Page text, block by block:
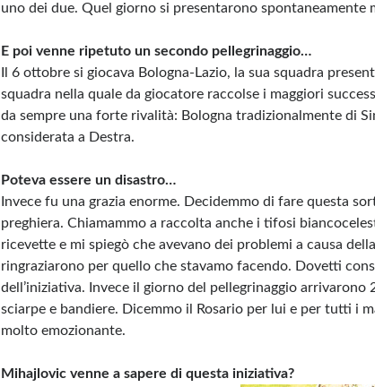
uno dei due. Quel giorno si presentarono spontaneamente
E poi venne ripetuto un secondo pellegrinaggio…
Il 6 ottobre si giocava Bologna-Lazio, la sua squadra
squadra nella quale da giocatore raccolse i maggiori
da sempre una forte rivalità: Bologna tradizionalmente di
considerata a Destra.
Poteva essere un disastro…
Invece fu una grazia enorme. Decidemmo di fare questa
preghiera. Chiamammo a raccolta anche i tifosi
ricevette e mi spiegò che avevano dei problemi a causa
ringraziarono per quello che stavamo facendo. Dovetti
dell’iniziativa. Invece il giorno del pellegrinaggio arrivarono
sciarpe e bandiere. Dicemmo il Rosario per lui e per tutti i
molto emozionante.
Mihajlovic venne a sapere di questa iniziativa?